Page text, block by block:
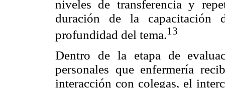
niveles de transferencia y
duración de la
profundidad del tema.13
Dentro de la etapa de
personales que enfermería
interacción con colegas, el